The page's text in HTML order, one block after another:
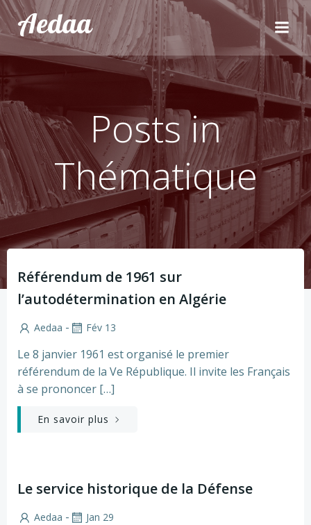
Aller
au
contenu
Aedaa
Posts in
Thématique
Référendum de 1961 sur
l’autodétermination en Algérie
Aedaa - Fév 13
Le 8 janvier 1961 est organisé le premier
référendum de la Ve République. Il invite les Français
à se prononcer […]
En savoir plus
Le service historique de la Défense
Aedaa - Jan 29